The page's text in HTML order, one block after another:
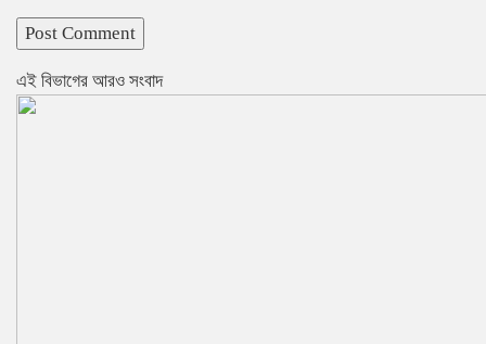
এই বিভাগের আরও সংবাদ